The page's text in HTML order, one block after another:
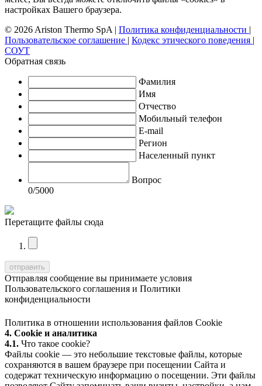
настройках Вашего браузера.
© 2026 Ariston Thermo SpA | Политика конфиденциальности |
Пользовательское соглашение | Кодекс этического поведения |
СОУТ
Обратная связь
Фамилия
Имя
Отчество
Мобильный телефон
E-mail
Регион
Населенный пункт
Вопрос
0/5000
Перетащите файлы сюда
Отправляя сообщение вы принимаете условия
Пользовательского соглашения и Политики
конфиденциальности
Политика в отношении использования файлов Cookie
4. Cookie и аналитика
4.1. Что такое cookie?
Файлы cookie — это небольшие текстовые файлы, которые
сохраняются в вашем браузере при посещении Сайта и
содержат техническую информацию о посещении. Эти файлы